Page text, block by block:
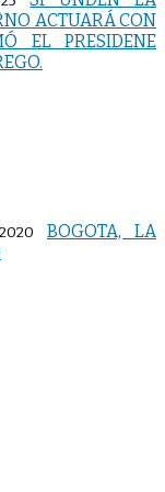
ACTUARÁ CON
EL PRESIDENE
BOGOTA, LA